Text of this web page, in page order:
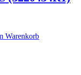
Warenkorb